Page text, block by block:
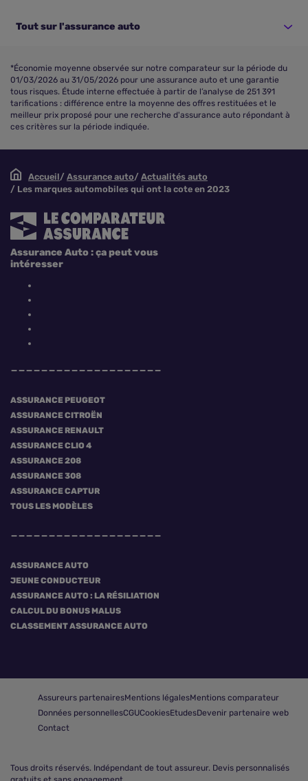
Tout sur l'assurance auto
*Économie moyenne observée sur notre comparateur sur la période du
01/03/2026 au 31/05/2026 pour une assurance auto et une garantie
tous risques. Étude interne effectuée à partir de l’analyse de 251 391
tarifications : différence entre la moyenne des offres restituées et le
meilleur prix proposé pour une recherche d'assurance auto répondant à
ces critères sur la période indiquée.
Accueil Assurance auto
Actualités auto
Les marques automobiles qui ont la cote en 2023
ASSURANCE PEUGEOT
ASSURANCE CITROËN
ASSURANCE RENAULT
ASSURANCE CLIO 4
ASSURANCE 208
ASSURANCE 308
ASSURANCE CAPTUR
TOUS LES MODÈLES
ASSURANCE AUTO
JEUNE CONDUCTEUR
ASSURANCE AUTO : LA RÉSILIATION
CALCUL DU BONUS MALUS
CLASSEMENT ASSURANCE AUTO
Assurance Auto : ça peut vous
intéresser
Assureurs partenairesMentions légalesMentions comparateur
Données personnellesCGUCookiesEtudesDevenir partenaire web
Contact
Tous droits réservés. Indépendant de tout assureur. Devis personnalisés